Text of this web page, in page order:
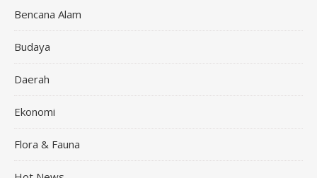
Bencana Alam
Budaya
Daerah
Ekonomi
Flora & Fauna